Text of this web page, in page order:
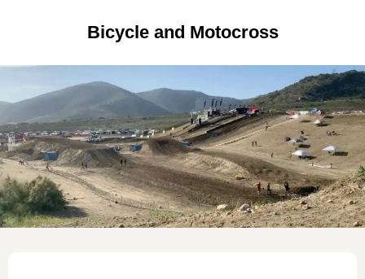
Bicycle and Motocross